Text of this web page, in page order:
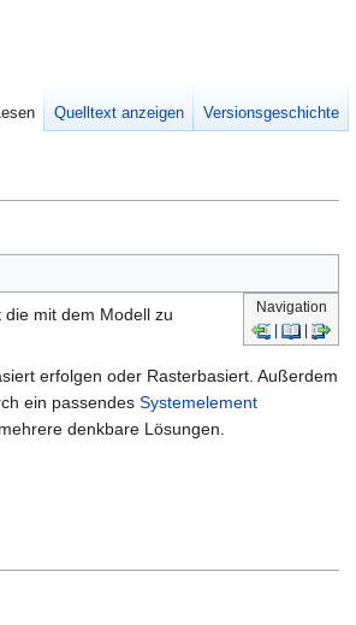
Quelltext anzeigen Versionsgeschichte
Navigation
die mit dem Modell zu
erfolgen oder Rasterbasiert. Außerdem
ein passendes Systemelement
denkbare Lösungen.